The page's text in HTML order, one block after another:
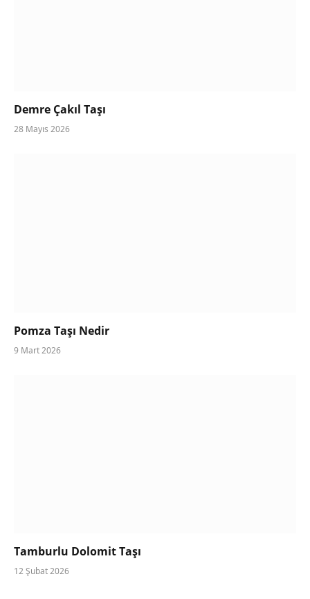
Demre Çakıl Taşı
28 Mayıs 2026
Pomza Taşı Nedir
9 Mart 2026
Tamburlu Dolomit Taşı
12 Şubat 2026